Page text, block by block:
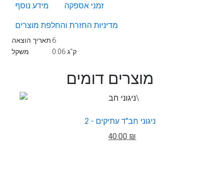
מידע נוסף
זמני אספקה
מדיניות החזרת והחלפת מוצרים
תאריך הוצאה 6
משקל
0.06 ק"ג
מוצרים דומים
ניגוני חב"ד עתיקים - 2
40.00 ₪